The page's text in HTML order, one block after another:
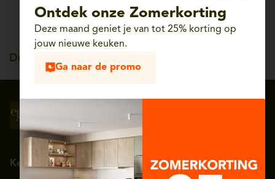
Duitse kwaliteit, tot 25
jaar garantie
Volg ons op
Schrijf je in voor onze
Keuken
InterieurKleedkamerNuttige links
Eggo België
Ontdek onze Zomerkorting
Deze maand geniet je van tot 25% korting op
jouw nieuwe keuken.
Ga naar de promo